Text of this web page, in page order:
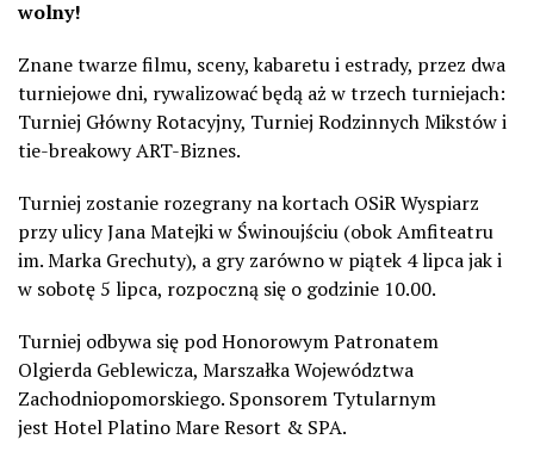
wolny!
Znane twarze filmu, sceny, kabaretu i estrady, przez dwa
turniejowe dni, rywalizować będą aż w trzech turniejach:
Turniej Główny Rotacyjny, Turniej Rodzinnych Mikstów i
tie-breakowy ART-Biznes.
Turniej zostanie rozegrany na kortach OSiR Wyspiarz
przy ulicy Jana Matejki w Świnoujściu (obok Amfiteatru
im. Marka Grechuty), a gry zarówno w piątek 4 lipca jak i
w sobotę 5 lipca, rozpoczną się o godzinie 10.00.
Turniej odbywa się pod Honorowym Patronatem
Olgierda Geblewicza, Marszałka Województwa
Zachodniopomorskiego. Sponsorem Tytularnym
jest Hotel Platino Mare Resort & SPA.